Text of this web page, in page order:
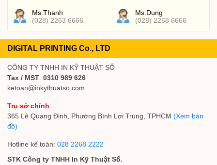
Ms.Thanh
(028) 2263 6666
Ms.Dung
(028) 2268 6666
DIGITAL PRINTING Co., LTD
CÔNG TY TNHH IN KỸ THUẬT SỐ
Tax / MST: 0310 989 626
ketoan@inkythuatso.com
Trụ sở chính
365 Lê Quang Định, Phường Bình Lợi Trung, TPHCM (Xem bản
đồ)
Hotline kế toán: 028 2268 2222
STK Công ty TNHH In Kỹ Thuật Số.